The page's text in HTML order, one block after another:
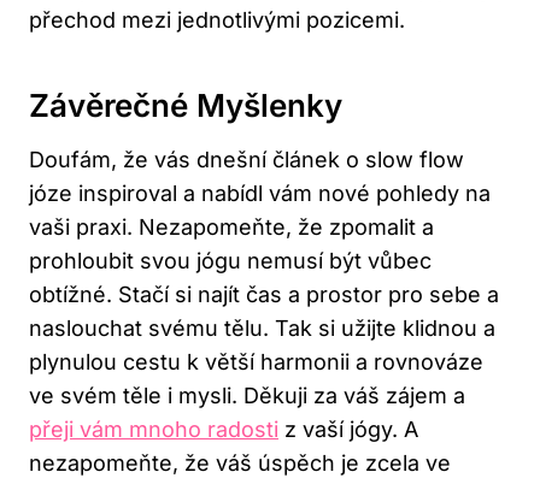
přechod mezi ‌jednotlivými pozicemi.
Závěrečné Myšlenky
Doufám, ⁤že vás dnešní článek o ⁢slow flow
józe inspiroval ⁣a nabídl vám nové pohledy⁤ na
vaši‌ praxi. Nezapomeňte,⁢ že zpomalit a
prohloubit svou jógu nemusí být vůbec
obtížné. Stačí si najít čas a prostor pro sebe a ​
naslouchat ⁢svému tělu. Tak si užijte klidnou a‌
plynulou cestu k větší harmonii a rovnováze
ve ‌svém těle i mysli.‍ Děkuji za váš zájem a
přeji vám mnoho radosti z vaší ‌jógy. A
nezapomeňte, že váš úspěch je zcela ve